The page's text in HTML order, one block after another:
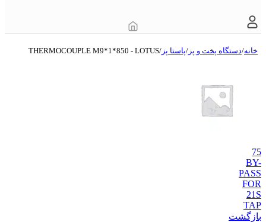
خانه/دستگاه‌ پخت و پز /پاستا پز /
THERMOCOUPLE M9*1*850 - LOTUS
75
BY-
PASS
FOR
21S
TAP
بازگشت